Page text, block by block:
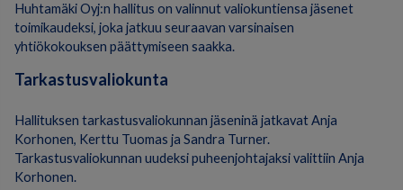
Huhtamäki Oyj:n hallitus on valinnut valiokuntiensa jäsenet
toimikaudeksi, joka jatkuu seuraavan varsinaisen
yhtiökokouksen päättymiseen saakka.
Tarkastusvaliokunta
Hallituksen tarkastusvaliokunnan jäseninä jatkavat Anja
Korhonen, Kerttu Tuomas ja Sandra Turner.
Tarkastusvaliokunnan uudeksi puheenjohtajaksi valittiin Anja
Korhonen.